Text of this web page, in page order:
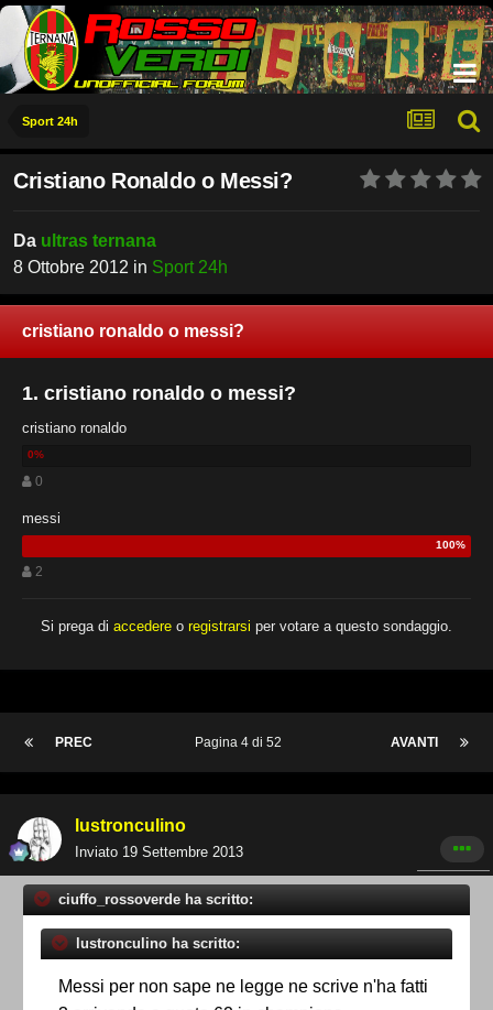
Sport 24h
Cristiano Ronaldo o Messi?
Da ultras ternana
8 Ottobre 2012 in Sport 24h
cristiano ronaldo o messi?
1. cristiano ronaldo o messi?
cristiano ronaldo
0
messi
2
Si prega di accedere o registrarsi per votare a questo sondaggio.
PREC AVANTI
Pagina 4 di 52
lustronculino
Inviato 19 Settembre 2013
ciuffo_rossoverde ha scritto:
lustronculino ha scritto:
Messi per non sape ne legge ne scrive n'ha fatti